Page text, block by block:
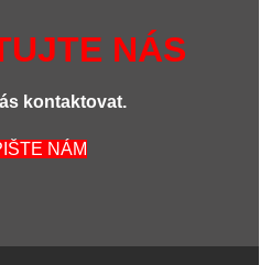
NÁS
kontaktovat.
NÁM